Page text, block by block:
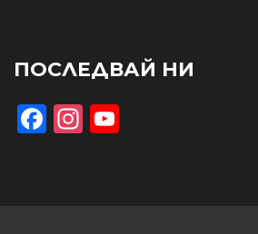
ПОСЛЕДВАЙ НИ
Facebook
Instagram